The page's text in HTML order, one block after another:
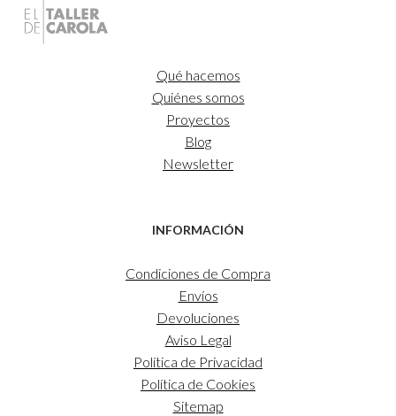
Qué hacemos
Quiénes somos
Proyectos
Blog
Newsletter
INFORMACIÓN
Condiciones de Compra
Envíos
Devoluciones
Aviso Legal
Política de Privacidad
Política de Cookies
Sitemap